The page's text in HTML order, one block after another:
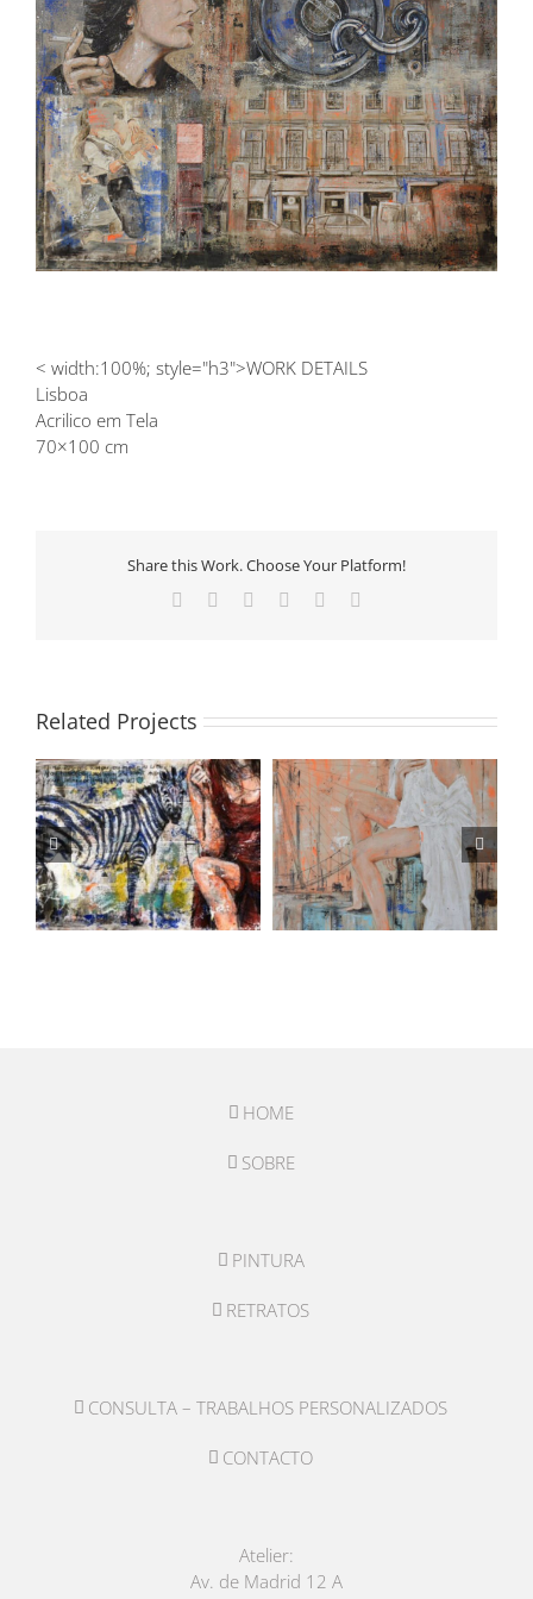
Image
< width:100%; style="h3">WORK DETAILS
Lisboa
Acrilico em Tela
70×100 cm
Share this Work. Choose Your Platform!
Facebook LinkedIn
TumblrPinterest
Related Projects
HOME
SOBRE
PINTURA
RETRATOS
CONSULTA – TRABALHOS PERSONALIZADOS
CONTACTO
Atelier:
Av. de Madrid 12 A